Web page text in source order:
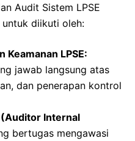
Audit Sistem LPSE
diikuti oleh:
LPSE:
jawab langsung atas
dan penerapan kontrol
(Auditor Internal
bertugas mengawasi